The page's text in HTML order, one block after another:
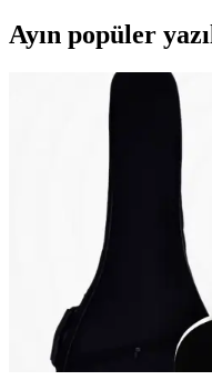
Ayın popüler